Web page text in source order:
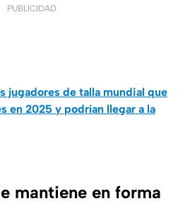
PUBLICIDAD
jugadores de talla mundial que
en 2025 y podrían llegar a la
mantiene en forma